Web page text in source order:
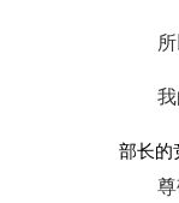
部长的